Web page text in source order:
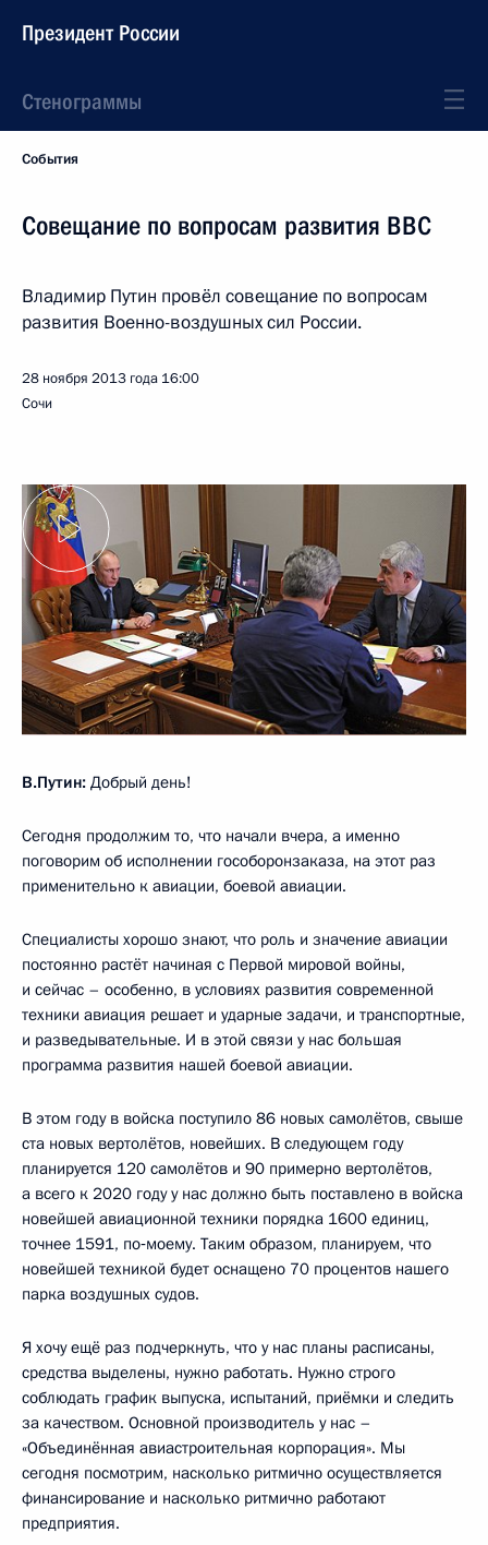
Президент России
Стенограммы
События
Совещание по вопросам развития ВВС
Владимир Путин провёл совещание по вопросам
развития Военно-воздушных сил России.
28 ноября 2013 года 16:00
Сочи
В.Путин: Добрый день!
Сегодня продолжим то, что начали вчера, а именно
поговорим об исполнении гособоронзаказа, на этот раз
применительно к авиации, боевой авиации.
Специалисты хорошо знают, что роль и значение авиации
постоянно растёт начиная с Первой мировой войны,
и сейчас – особенно, в условиях развития современной
техники авиация решает и ударные задачи, и транспортные,
и разведывательные. И в этой связи у нас большая
программа развития нашей боевой авиации.
В этом году в войска поступило 86 новых самолётов, свыше
ста новых вертолётов, новейших. В следующем году
планируется 120 самолётов и 90 примерно вертолётов,
а всего к 2020 году у нас должно быть поставлено в войска
новейшей авиационной техники порядка 1600 единиц,
точнее 1591, по‑моему. Таким образом, планируем, что
новейшей техникой будет оснащено 70 процентов нашего
парка воздушных судов.
Я хочу ещё раз подчеркнуть, что у нас планы расписаны,
средства выделены, нужно работать. Нужно строго
соблюдать график выпуска, испытаний, приёмки и следить
за качеством. Основной производитель у нас –
«Объединённая авиастроительная корпорация». Мы
сегодня посмотрим, насколько ритмично осуществляется
финансирование и насколько ритмично работают
предприятия.